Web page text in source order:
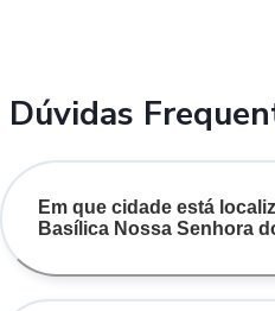
Dúvidas
Em que cidade está
Basílica Nossa Senhora